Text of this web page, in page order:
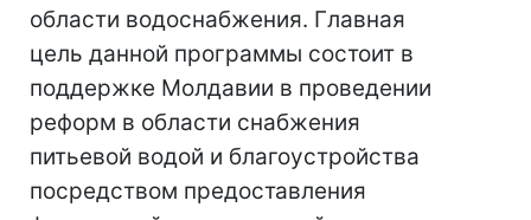
области водоснабжения. Главная
цель данной программы состоит в
поддержке Молдавии в проведении
реформ в области снабжения
питьевой водой и благоустройства
посредством предоставления